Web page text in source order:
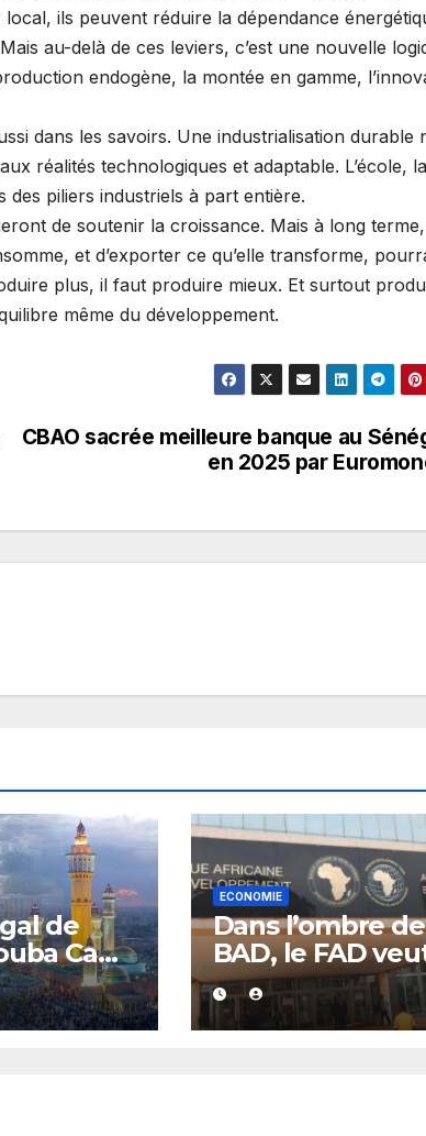
ils peuvent réduire la dépendance
au-delà de ces leviers, c’est une nouvelle
endogène, la montée en gamme,
dans les savoirs. Une industrialisation durable
réalités technologiques et adaptable. L’école, la
des piliers industriels à part entière.
de soutenir la croissance. Mais à long terme,
et d’exporter ce qu’elle transforme,
plus, il faut produire mieux. Et surtout
même du développement.
CBAO sacrée meilleure banque au
en 2025 par
de
Ca
un
et se
de 7
ECONOMIE
Dans l’ombre
BAD, le FAD
s’attaquer au
de la dette